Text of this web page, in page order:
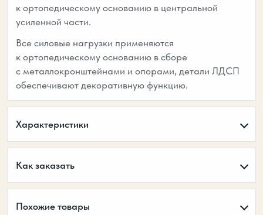
к ортопедическому основанию в центральной
усиленной части.
Все силовые нагрузки применяются
к ортопедическому основанию в сборе
с металлокронштейнами и опорами, детали ЛДСП
обеспечивают декоративную функцию.
Характеристики
Как заказать
Похожие товары